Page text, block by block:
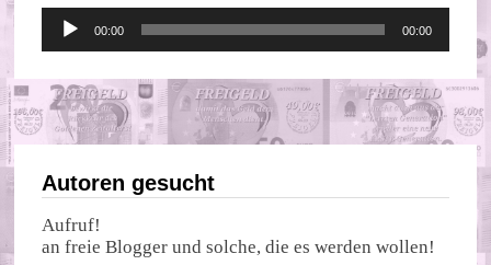
Audio-
Player
00:00 00:00
Autoren gesucht
Aufruf!
an freie Blogger und solche, die es werden wollen!